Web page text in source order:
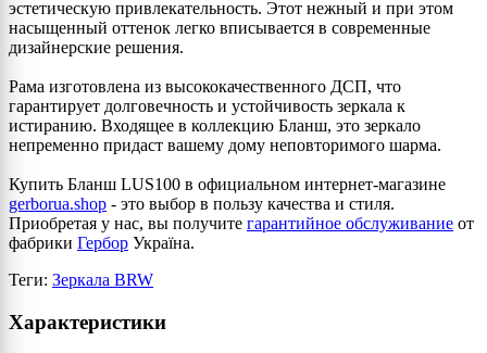
эстетическую привлекательность. Этот нежный и при этом
насыщенный оттенок легко вписывается в современные
дизайнерские решения.
Рама изготовлена из высококачественного ДСП, что
гарантирует долговечность и устойчивость зеркала к
истиранию. Входящее в коллекцию Бланш, это зеркало
непременно придаст вашему дому неповторимого шарма.
Купить Бланш LUS100 в официальном интернет-магазине
gerborua.shop - это выбор в пользу качества и стиля.
Приобретая у нас, вы получите гарантийное обслуживание от
фабрики Гербор Україна.
Теги: Зеркала BRW
Характеристики